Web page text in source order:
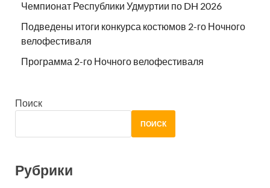
Чемпионат Республики Удмуртии по DH 2026
Подведены итоги конкурса костюмов 2-го Ночного
велофестиваля
Программа 2-го Ночного велофестиваля
Поиск
ПОИСК
Рубрики